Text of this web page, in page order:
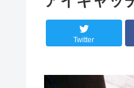
Twitter